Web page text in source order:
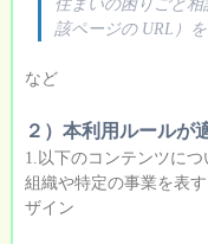
住まいの困りごと
該ページの URL）
など
２）本利用ルールが
1.以下のコンテンツにつ
組織や特定の事業を表
ザイン